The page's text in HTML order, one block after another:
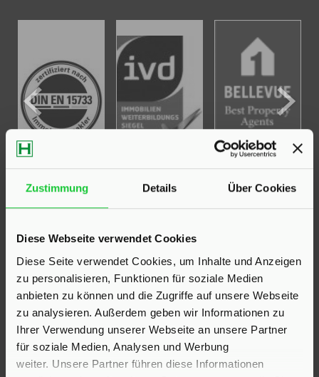
Zustimmung Details Über Cookies
Diese Webseite verwendet Cookies
Diese Seite verwendet Cookies, um Inhalte und Anzeigen
zu personalisieren, Funktionen für soziale Medien
anbieten zu können und die Zugriffe auf unsere Webseite
zu analysieren. Außerdem geben wir Informationen zu
Ihrer Verwendung unserer Webseite an unsere Partner
für soziale Medien, Analysen und Werbung
weiter. Unsere Partner führen diese Informationen
Hinrichsen Immobilien GmbH
23795 Klein Rönnau
Bollmoor 2
Telefon:04551 901690
24568 Kaltenkirchen